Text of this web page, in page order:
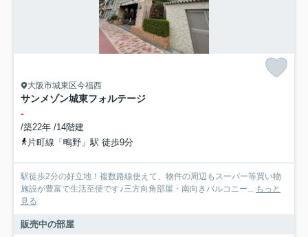
大阪市城東区今福西
サンメゾン城東フォルテージ
-
/築22年 /14階建
片町線「鴫野」駅 徒歩9分
駅徒歩2分の好立地！複数路線使えて、物件の周辺もスーパー等買い物
施設が豊富で生活至便です♪三方向角部屋・南向きバルコニー... もっと
見る
販売中の部屋